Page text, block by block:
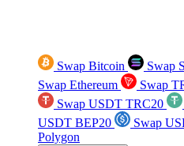
Swap Bitcoin Swap
Swap Ethereum
Swap
Swap USDT TRC20
USDT BEP20
Swap
Polygon